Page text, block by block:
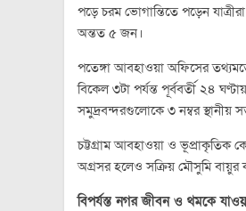
পড়ে চরম ভোগান্তিতে পড়েন
অন্তত ৫ জন।
পতেঙ্গা আবহাওয়া অফিসের
বিকেল ৩টা পর্যন্ত পূর্ববর্তী ২৪
সমুদ্রবন্দরগুলোকে ৩ নম্বর স্থানীয়
চট্টগ্রাম আবহাওয়া ও ভূপ্রাকৃতিক
অগ্রসর হলেও সক্রিয় মৌসুমি বায়ুর
বিপর্যস্ত নগর জীবন ও থমকে